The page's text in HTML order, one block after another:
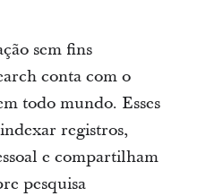
sem fins
conta com o
todo mundo. Esses
registros,
e compartilham
pesquisa